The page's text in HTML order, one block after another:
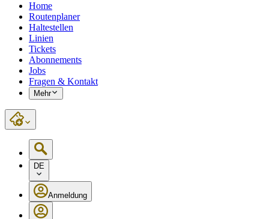
Home
Routenplaner
Haltestellen
Linien
Tickets
Abonnements
Jobs
Fragen & Kontakt
Mehr
DE
Anmeldung